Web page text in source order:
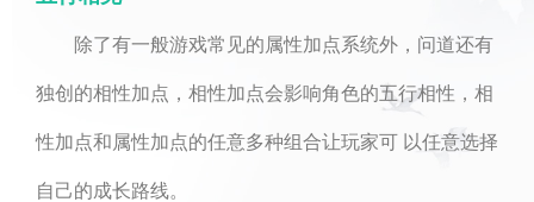
除了有一般游戏常见的属性加点系统外，问道还有
独创的相性加点，相性加点会影响角色的五行相性，相
性加点和属性加点的任意多种组合让玩家可 以任意选择
自己的成长路线。